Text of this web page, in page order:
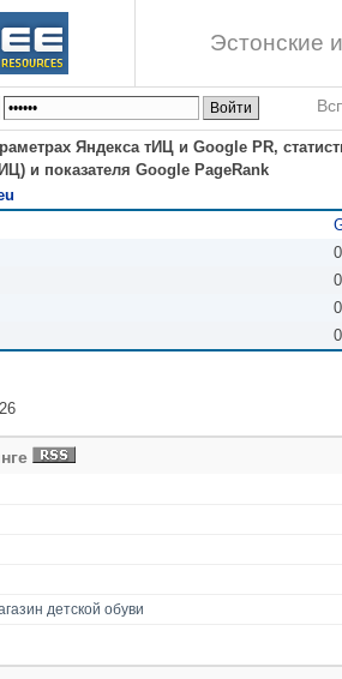
Эстонские
Яндекса тИЦ и Google PR,
и показателя Google PageRank
0
0
0
0
детской обуви